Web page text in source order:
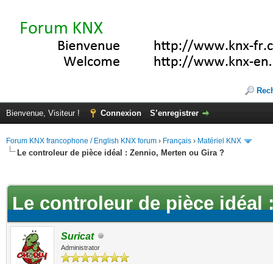
Bienvenue, Visiteur ! Connexion S’enregistrer
Forum KNX francophone / English KNX forum › Français › Matériel KNX
Le controleur de pièce idéal : Zennio, Merten ou Gira ?
Le controleur de pièce idéal
Suricat
Administrator